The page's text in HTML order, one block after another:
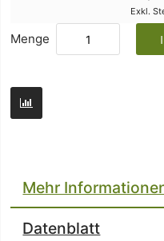
Menge
Mehr
Datenblatt